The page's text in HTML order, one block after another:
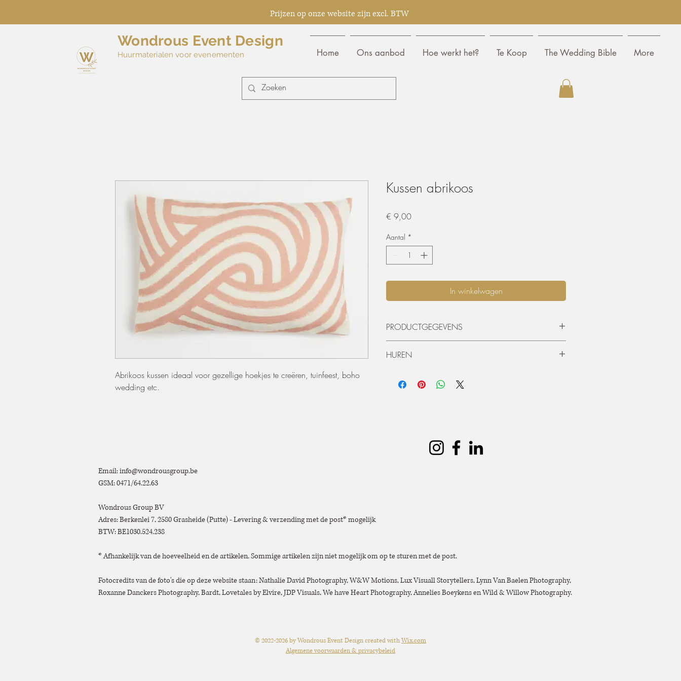
Prijzen op onze website zijn excl. BTW
Wondrous Event Design
Huurmaterialen voor evenementen Home Ons aanbod Hoe werkt het? Te Koop The Wedding Bible More
Abrikoos kussen ideaal voor gezellige hoekjes te creëren, tuinfeest, boho
wedding etc.
Kussen abrikoos
€ 9,00Prijs
Aantal *
In winkelwagen
PRODUCTGEGEVENS
HUREN
worden. De huurperiode is standaard 3 dagen (incl.
Email:info@wondrousgroup.be
GSM: 0471/64.22.63
Wondrous Group BV
Adres: Berkenlei 7, 2580 Grasheide (Putte) - Levering & verzending met de post* mogelijk
BTW: BE1030.524.238
* Afhankelijk van de hoeveelheid en de artikelen. Sommige artikelen zijn niet mogelijk om op te sturen met de post.
Fotocredits van de foto's die op deze website staan: Nathalie David Photography, W&W Motions, Lux Visuall Storytellers, Lynn Van Baelen Photography,
Roxanne Danckers Photography, Bardt, Lovetales by Elvire, JDP Visuals, We have Heart Photography, Annelies Boeykens en Wild & Willow Photography.
© 2022-2026by Wondrous Event Design created withWix.com
Algemene voorwaarden & privacybeleid